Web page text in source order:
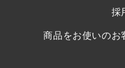
採
商品をお使いのお